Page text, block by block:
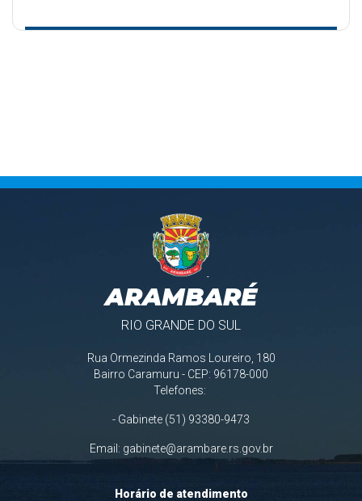
campeã da categoria Força Livre do 50° Praiano de
ARAMBARÉ
RIO GRANDE DO SUL
Rua Ormezinda Ramos Loureiro, 180
Bairro Caramuru - CEP: 96178-000
Telefones:
- Gabinete (51) 93380-9473
Email: gabinete@arambare.rs.gov.br
Horário de atendimento